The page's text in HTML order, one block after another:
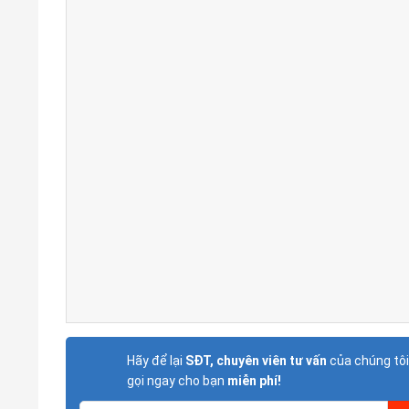
Hãy để lại SĐT, chuyên viên tư vấn của chúng
gọi ngay cho bạn miễn phí!